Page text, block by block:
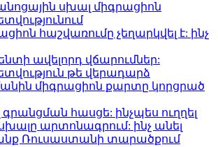
սխալ միգրացիոն
հաշվառումը չեղարկվել է: ինչ
ավելորդ վճարումներ:
թե վերադարձ
միգրացիոն քարտը կորցրած
հասցե: ինչպես ուղղել
արտոնագրում: ինչ անել
Ռուսաստանի տարածքում